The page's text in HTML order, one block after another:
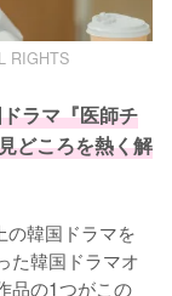
RIGHTS
ラマ『医師チ
どころを熱く解
韓国ドラマを
た韓国ドラマオ
品の1つがこの